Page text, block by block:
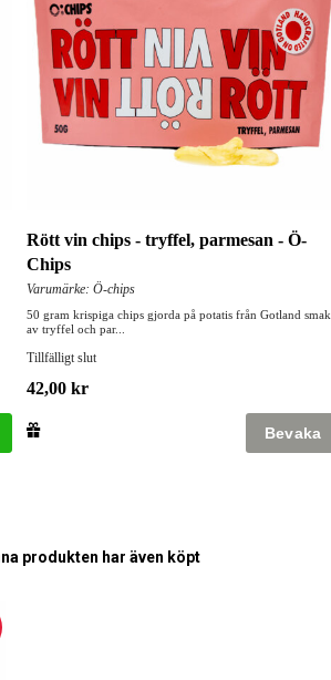
Rött vin chips - tryffel, parmesan - Ö-
Chips
Varumärke: Ö-chips
50 gram krispiga chips gjorda på potatis från Gotland smak
av tryffel och par...
Tillfälligt slut
42,00 kr
produkten har även köpt